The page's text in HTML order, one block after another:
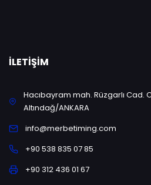
İLETIŞIM
Hacıbayram mah. Rüzgarlı Cad.
Altındağ/ANKARA
info@merbetiming.com
+90 538 835 07 85
+90 312 436 01 67